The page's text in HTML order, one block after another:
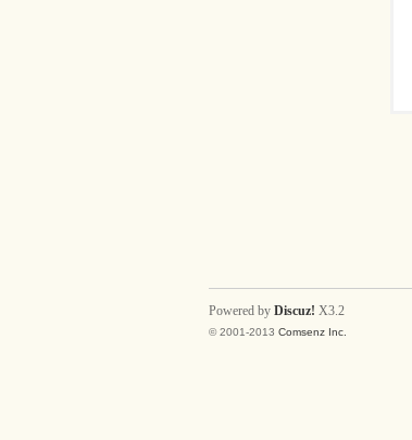
Powered by Discuz! X3.2
© 2001-2013 Comsenz Inc.